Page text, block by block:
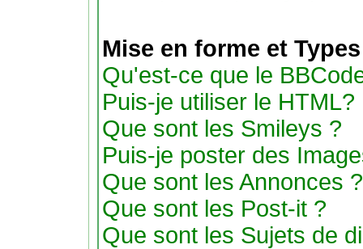
Mise en forme et
Qu'est-ce que le
Puis-je utiliser le HTML?
Que sont les Smileys ?
Puis-je poster des
Que sont les Annonces ?
Que sont les Post-it ?
Que sont les Sujets de